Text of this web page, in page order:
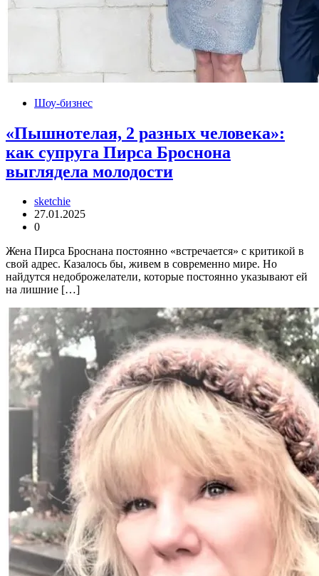
Шоу-бизнес
«Пышнотелая, 2 разных человека»:
как супруга Пирса Броснона
выглядела молодости
sketchie
27.01.2025
0
Жена Пирса Броснана постоянно «встречается» с критикой в
свой адрес. Казалось бы, живем в современно мире. Но
найдутся недоброжелатели, которые постоянно указывают ей
на лишние […]